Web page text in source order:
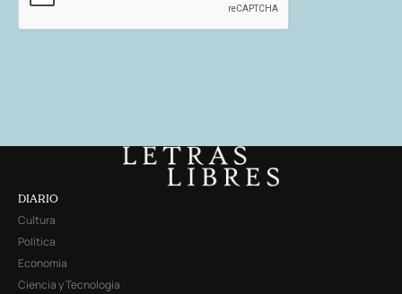
DIARIO
Cultura
Política
Economía
Ciencia y Tecnología